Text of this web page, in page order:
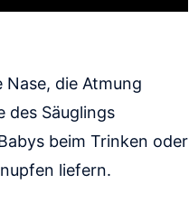
die Atmung
des Säuglings
beim Trinken oder
liefern.